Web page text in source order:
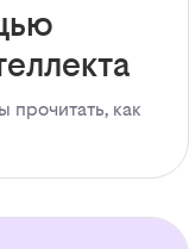
прочитать, как